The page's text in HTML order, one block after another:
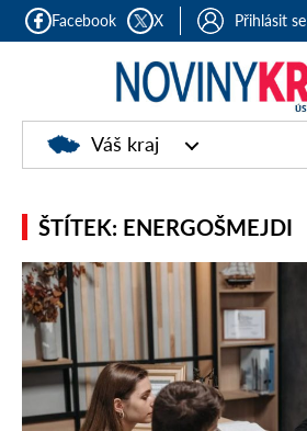
Facebook X Přihlásit se
Váš kraj
ŠTÍTEK: ENERGOŠMEJDI